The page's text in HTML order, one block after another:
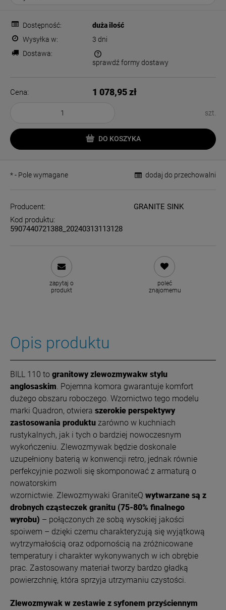
Dostępność:
duża ilość
Wysyłka w:
3 dni
Dostawa:
Cena nie zawiera ewentualnych kosztów płatności
sprawdź formy dostawy
Cena: 1 078,95 zł
szt.
DO KOSZYKA
dodaj do przechowalni
*- Pole wymagane
Producent:
GRANITE SINK
Kod produktu:
5907440721388_20240313113128
zapytaj o
produkt
poleć
znajomemu
Opis produktu
BILL 110 to granitowy zlewozmywakw stylu
anglosaskim . Pojemna komora gwarantuje komfort
dużego obszaru roboczego. Wzornictwo tego modelu
marki Quadron, otwiera szerokie perspektywy
zastosowania produktu zarówno w kuchniach
rustykalnych, jak i tych o bardziej nowoczesnym
wykończeniu. Zlewozmywak będzie doskonale
uzupełniony baterią w konwencji retro, jednak równie
perfekcyjnie pozwoli się skomponować z armaturą o
nowatorskim
wzornictwie. Zlewozmywaki GraniteQ wytwarzane są z
drobnych cząsteczek granitu (75-80% finalnego
wyrobu) – połączonych ze sobą wysokiej jakości
spoiwem – dzięki czemu charakteryzują się wyjątkową
wytrzymałością oraz odpornością na zróżnicowane
temperatury i charakter wykonywanych w ich obrębie
prac. Zastosowany materiał tworzy bardzo gładką
powierzchnię, która sprzyja utrzymaniu czystości.
Zlewozmywak w zestawie z syfonem przyściennym